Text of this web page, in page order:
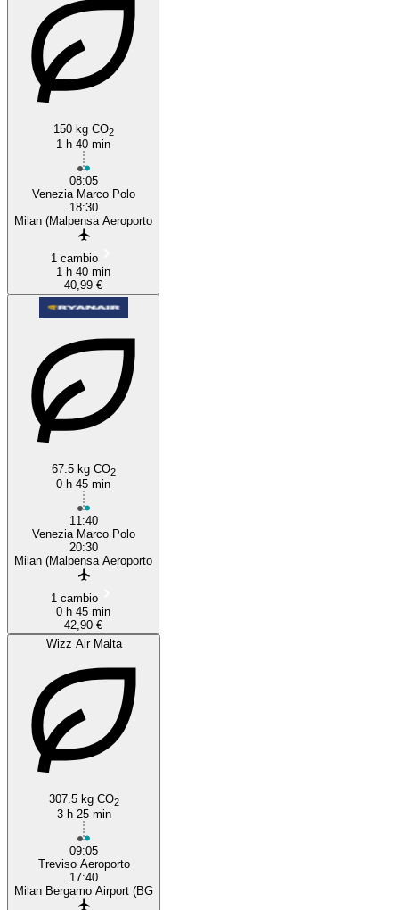
150 kg CO2
1 h 40 min
08:05
Venezia Marco Polo
18:30
Milan (Malpensa Aeroporto
1 cambio
1 h 40 min
40,99 €
67.5 kg CO2
0 h 45 min
11:40
Venezia Marco Polo
20:30
Milan (Malpensa Aeroporto
1 cambio
0 h 45 min
42,90 €
Wizz Air Malta
307.5 kg CO2
3 h 25 min
09:05
Treviso Aeroporto
17:40
Milan Bergamo Airport (BG